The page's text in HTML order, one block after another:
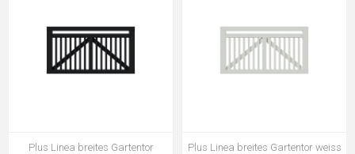
Plus Linea breites Gartentor
Plus Linea breites Gartentor weiss